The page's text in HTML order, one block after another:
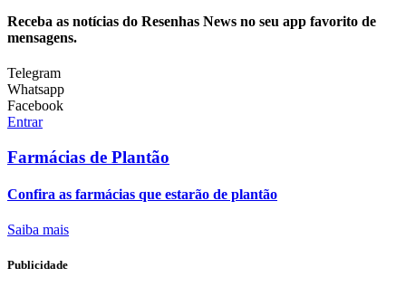
Receba as notícias do Resenhas News no seu app favorito de
mensagens.
Telegram
Whatsapp
Facebook
Entrar
Farmácias de Plantão
Confira as farmácias que estarão de plantão
Saiba mais
Publicidade